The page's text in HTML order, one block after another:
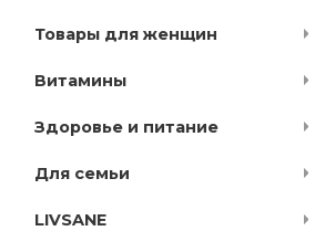
Товары для женщин
Витамины
Здоровье и питание
Для семьи
LIVSANE